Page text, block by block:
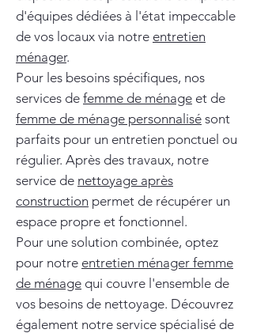
d'équipes dédiées à l'état impeccable
de vos locaux via notre entretien
ménager.
Pour les besoins spécifiques, nos
services de femme de ménage et de
femme de ménage personnalisé sont
parfaits pour un entretien ponctuel ou
régulier. Après des travaux, notre
service de nettoyage après
construction permet de récupérer un
espace propre et fonctionnel.
Pour une solution combinée, optez
pour notre entretien ménager femme
de ménage qui couvre l'ensemble de
vos besoins de nettoyage. Découvrez
également notre service spécialisé de